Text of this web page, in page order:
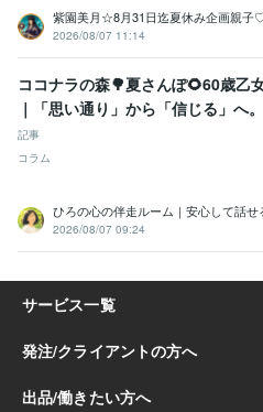
紫園美月☆8月31日迄夏休み企画親子
2026/08/07 11:14
ココナラの森🌳夏さんぽ🌻60歳乙
｜「思い通り」から「信じる」へ
記事
コラム
ひろの心の伴走ルーム｜安心して話せ
2026/08/07 09:24